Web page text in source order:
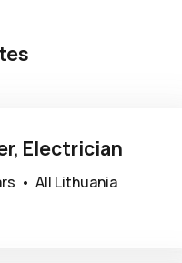
Electrician
• All Lithuania